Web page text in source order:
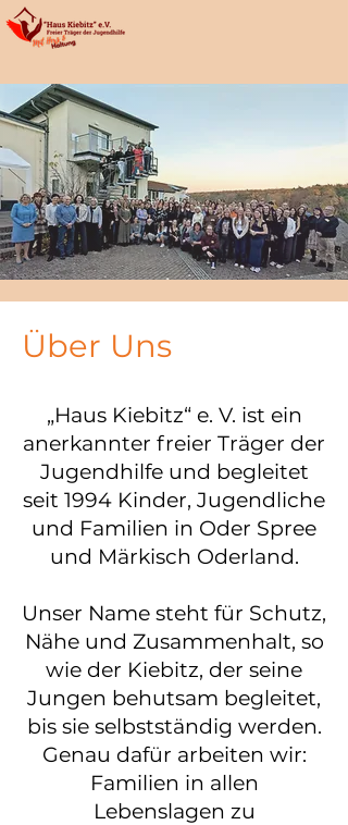
Über Uns
„Haus Kiebitz“ e. V. ist ein
anerkannter freier Träger der
Jugendhilfe und begleitet
seit 1994 Kinder, Jugendliche
und Familien in Oder Spree
und Märkisch Oderland.
Unser Name steht für Schutz,
Nähe und Zusammenhalt, so
wie der Kiebitz, der seine
Jungen behutsam begleitet,
bis sie selbstständig werden.
Genau dafür arbeiten wir:
Familien in allen
Lebenslagen zu